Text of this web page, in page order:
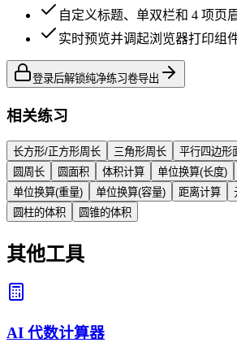
自定义标题、单双栏和 4 项页
实时预览并调起浏览器打印组
登录后解锁纯净练习卷导出
相关练习
长方形/正方形周长 三角形周长 平行四边形
圆周长
圆面积 体积计算 单位换算(长度)
单位换算(重量)
单位换算(容量) 距离计算
圆柱的体积
圆锥的体积
其他工具
AI 代数计算器